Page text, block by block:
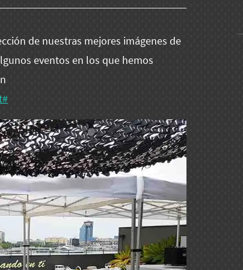
de nuestras mejores imágenes de
eventos en los que hemos